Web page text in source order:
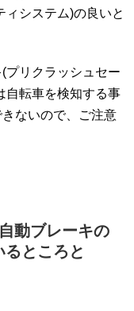
ィシステム)の良いと
プリクラッシュセー
自転車を検知する事
ないので、ご注意
動ブレーキの
ところと